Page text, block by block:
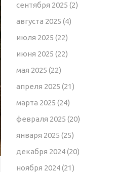
сентября 2025 (2)
августа 2025 (4)
июля 2025 (22)
июня 2025 (22)
мая 2025 (22)
апреля 2025 (21)
марта 2025 (24)
февраля 2025 (20)
января 2025 (25)
декабря 2024(20)
ноября 2024(21)